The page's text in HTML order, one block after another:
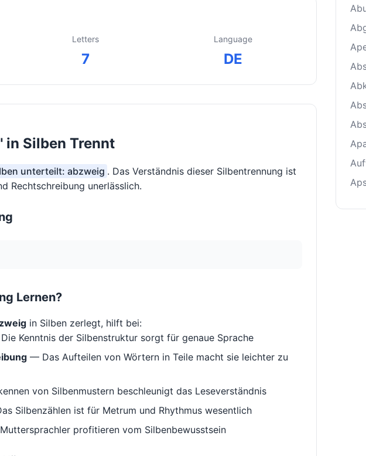
Letters
7
Language
DE
in Silben Trennt
unterteilt: abzweig . Das Verständnis dieser Silbentrennung ist
Rechtschreibung unerlässlich.
Lernen?
in Silben zerlegt, hilft bei:
Kenntnis der Silbenstruktur sorgt für genaue Sprache
— Das Aufteilen von Wörtern in Teile macht sie leichter zu
von Silbenmustern beschleunigt das Leseverständnis
Silbenzählen ist für Metrum und Rhythmus wesentlich
profitieren vom Silbenbewusstsein